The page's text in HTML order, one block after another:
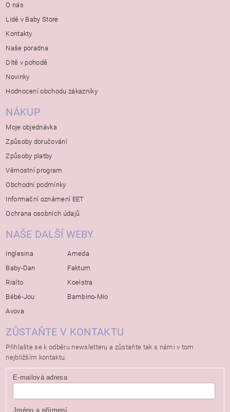
O nás
Lidé v Baby Store
Kontakty
Naše poradna
Dítě v pohodě
Novinky
Hodnocení obchodu zákazníky
NÁKUP
Moje objednávka
Způsoby doručování
Způsoby platby
Věrnostní program
Obchodní podmínky
Informační oznámení EET
Ochrana osobních údajů
NAŠE DALŠÍ WEBY
Inglesina
Baby-Dan
Rialto
Bébé-Jou
Avova
Ameda
Faktum
Koelstra
Bambino-Mio
ZŮSTAŇTE V KONTAKTU
Přihlašte se k odběru newsletteru a zůstaňte tak s námi v tom
nejbližším kontaktu.
E-mailová adresa
Jméno a příjmení